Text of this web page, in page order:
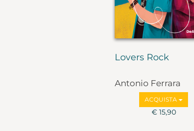
Lovers Rock
Antonio Ferrara
ACQUISTA
€ 15,90